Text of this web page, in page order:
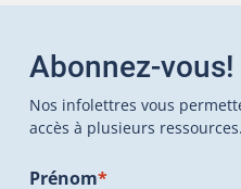
Abonnez-vous!
Nos infolettres vous
accès à plusieurs ressources.
Prénom*